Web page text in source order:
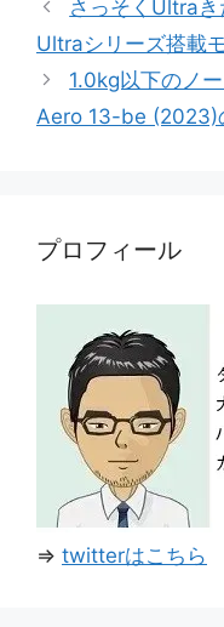
ゴ
リ
ー
さっそくUltra
Ultraシリーズ搭載
1.0kg以下のノ
Aero 13-be (2023)
プロフィール
⇒ twitterはこちら